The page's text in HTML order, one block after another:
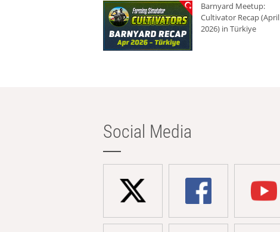
Barnyard Meetup:
Cultivator Recap (April
2026) in Türkiye
Social Media